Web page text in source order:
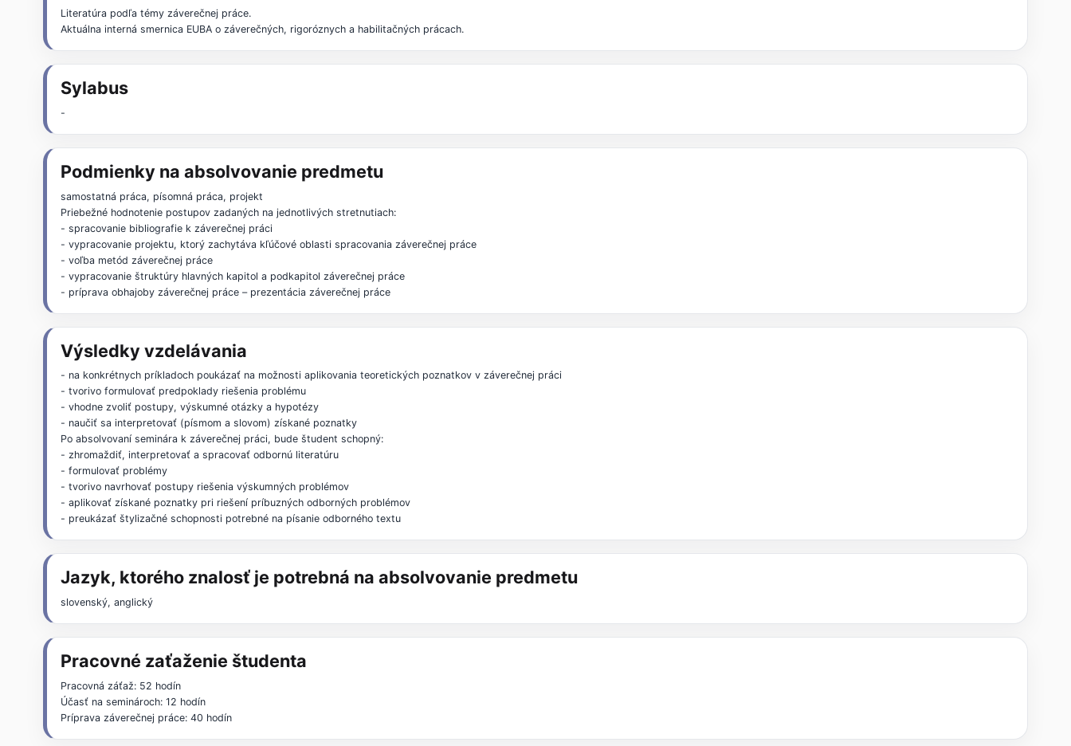
Literatúra podľa témy záverečnej práce.
Aktuálna interná smernica EUBA o záverečných, rigoróznych a habilitačných prácach.
Sylabus
-
Podmienky na absolvovanie predmetu
samostatná práca, písomná práca, projekt
Priebežné hodnotenie postupov zadaných na jednotlivých stretnutiach:
- spracovanie bibliografie k záverečnej práci
- vypracovanie projektu, ktorý zachytáva kľúčové oblasti spracovania záverečnej práce
- voľba metód záverečnej práce
- vypracovanie štruktúry hlavných kapitol a podkapitol záverečnej práce
- príprava obhajoby záverečnej práce – prezentácia záverečnej práce
Výsledky vzdelávania
- na konkrétnych príkladoch poukázať na možnosti aplikovania teoretických poznatkov v záverečnej práci
- tvorivo formulovať predpoklady riešenia problému
- vhodne zvoliť postupy, výskumné otázky a hypotézy
- naučiť sa interpretovať (písmom a slovom) získané poznatky
Po absolvovaní seminára k záverečnej práci, bude študent schopný:
- zhromaždiť, interpretovať a spracovať odbornú literatúru
- formulovať problémy
- tvorivo navrhovať postupy riešenia výskumných problémov
- aplikovať získané poznatky pri riešení príbuzných odborných problémov
- preukázať štylizačné schopnosti potrebné na písanie odborného textu
Jazyk, ktorého znalosť je potrebná na absolvovanie predmetu
slovenský, anglický
Pracovné zaťaženie študenta
Pracovná záťaž: 52 hodín
Účasť na seminároch: 12 hodín
Príprava záverečnej práce: 40 hodín